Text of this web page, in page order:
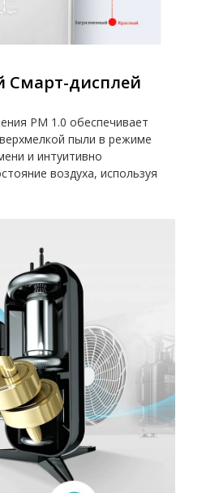
Смарт-дисплей
PM 1.0 обеспечивает
пыли в режиме
и интуитивно
воздуха, используя